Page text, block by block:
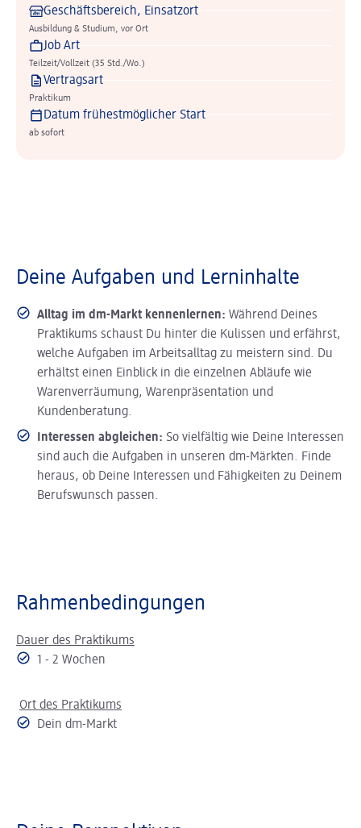
Geschäftsbereich, Einsatzort
Ausbildung & Studium, vor Ort
Job Art
Teilzeit/Vollzeit (35 Std./Wo.)
Vertragsart
Praktikum
Datum frühestmöglicher Start
ab sofort
Deine Aufgaben und Lerninhalte
Alltag im dm-Markt kennenlernen: Während Deines
Praktikums schaust Du hinter die Kulissen und erfährst,
welche Aufgaben im Arbeitsalltag zu meistern sind. Du
erhältst einen Einblick in die einzelnen Abläufe wie
Warenverräumung, Warenpräsentation und
Kundenberatung.
Interessen abgleichen: So vielfältig wie Deine Interessen
sind auch die Aufgaben in unseren dm-Märkten. Finde
heraus, ob Deine Interessen und Fähigkeiten zu Deinem
Berufswunsch passen.
Rahmenbedingungen
Dauer des Praktikums
1 - 2 Wochen
Ort des Praktikums
Dein dm-Markt